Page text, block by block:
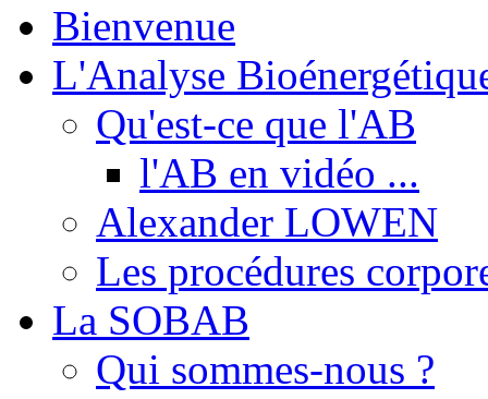
Bienvenue
L'Analyse
Qu'est-ce que l'AB
l'AB en vidéo ...
Alexander LOWEN
Les procédures
La SOBAB
Qui sommes-nous ?